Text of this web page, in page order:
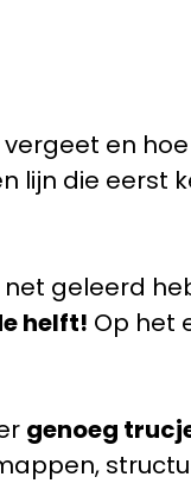
en
lijn die eerst
net geleerd
helft! Op het
genoeg